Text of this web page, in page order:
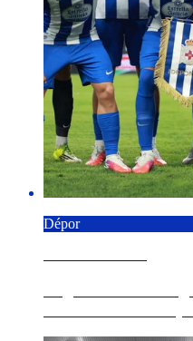
Dépor